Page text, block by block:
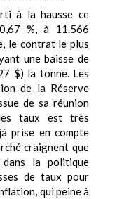
à la hausse ce
%, à 11.566
le contrat le plus
une baisse de
$) la tonne. Les
de la Réserve
de sa réunion
taux est très
prise en compte
craignent que
dans la politique
de taux pour
qui peine à